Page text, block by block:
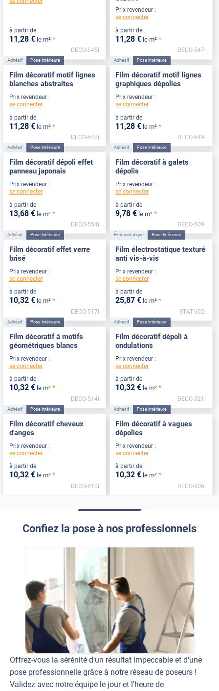
à partir de
11,28 € le m² *
DECO-545i
Prix revendeur :
se connecter
à partir de
11,28 € le m² *
DECO-547i
Adhésif Pose Intérieure
Film décoratif motif lignes
blanches abstraites
Prix revendeur :
se connecter
à partir de
11,28 € le m² *
DECO-548i
Adhésif Pose Intérieure
Film décoratif motif lignes
graphiques dépolies
Prix revendeur :
se connecter
à partir de
11,28 € le m² *
DECO-549i
Adhésif Pose Intérieure
Film décoratif dépoli effet
panneau japonais
Prix revendeur :
se connecter
à partir de
13,68 € le m² *
DECO-554i
Adhésif Pose Intérieure
Film décoratif à galets
dépolis
Prix revendeur :
se connecter
à partir de
9,78 € le m² *
DECO-509i
Adhésif Pose Intérieure
Film décoratif effet verre
brisé
Prix revendeur :
se connecter
à partir de
10,32 € le m² *
DECO-517i
Électrostatique Pose Intérieure
Film électrostatique texturé
anti vis-à-vis
Prix revendeur :
se connecter
à partir de
25,87 € le m² *
STAT-602i
Adhésif Pose Intérieure
Film décoratif à motifs
géométriques blancs
Prix revendeur :
se connecter
à partir de
10,32 € le m² *
DECO-514i
Adhésif Pose Intérieure
Film décoratif dépoli à
ondulations
Prix revendeur :
se connecter
à partir de
10,32 € le m² *
DECO-521i
Adhésif Pose Intérieure
Film décoratif cheveux
d'anges
Prix revendeur :
se connecter
à partir de
10,32 € le m² *
DECO-510i
Adhésif Pose Intérieure
Film décoratif à vagues
dépolies
Prix revendeur :
se connecter
à partir de
10,32 € le m² *
DECO-506i
Confiez la pose à nos professionnels
Offrez-vous la sérénité d'un résultat impeccable et d'une
pose professionnelle grâce à notre réseau de poseurs !
Validez avec notre équipe le jour et l'heure de